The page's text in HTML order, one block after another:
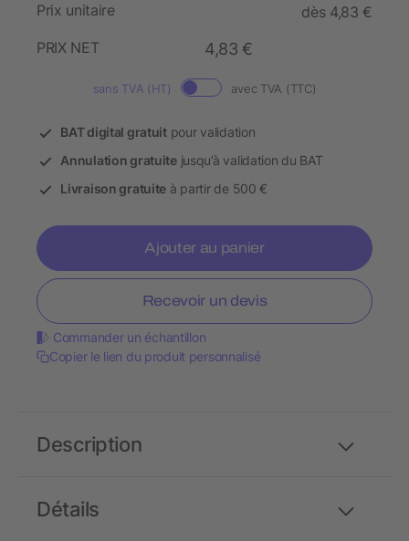
Prix unitaire
dès 4,83 €
PRIX NET
4,83 €
sans TVA (HT) avec TVA (TTC)
BAT digital gratuitpour validation
Annulation gratuitejusqu’à validation du BAT
Livraison gratuite à partir de 500 €
Ajouter au panier
Recevoir un devis
Commander un échantillon
Copier le lien du produit personnalisé
Détails
Description